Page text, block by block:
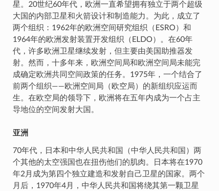
星。20世纪60年代，欧洲一直希望拥有独立于两个超级
大国的内部卫星和火箭设计和制造能力。为此，成立了
两个组织：1962年的欧洲空间研究组织（ESRO）和
1964年的欧洲发射装置开发组织（ELDO）。在60年
代，许多欧洲卫星继续发射，但主要由美国助推器发
射。然而，十多年来，欧洲空间局和欧洲空间局未能完
成确定欧洲共同空间政策的任务。1975年，一个结合了
前两个组织——欧洲空间局（欧空局）的新组织应运而
生。在欧空局的领导下，欧洲将在五年内成为一个占主
导地位的空间发射大国。
亚洲
70年代，日本和中华人民共和国（中华人民共和国）两
个其他的太空强国也在扭伤他们的肌肉。日本将在1970
年2月成为第四个独立建造和发射自己卫星的国家。两个
月后，1970年4月，中华人民共和国将绕其第一颗卫星